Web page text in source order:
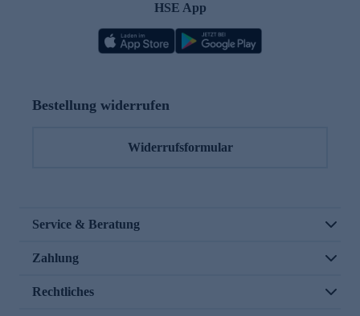
HSE App
Bestellung widerrufen
Widerrufsformular
Service & Beratung
Zahlung
Rechtliches